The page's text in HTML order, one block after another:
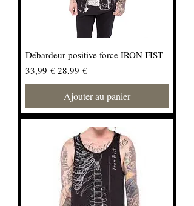
Débardeur positive force IRON FIST
Prix original
33,99 € Prix promotionnel
28,99 €
Ajouter au panier